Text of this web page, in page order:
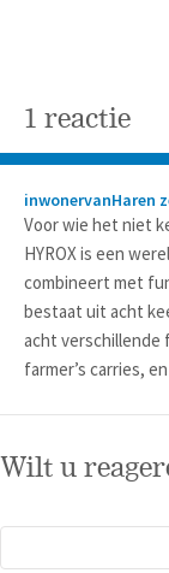
1 reactie
inwonervanHaren
Voor wie het niet
HYROX is een
combineert met
bestaat uit acht
acht verschillende
farmer’s carries,
Wilt u